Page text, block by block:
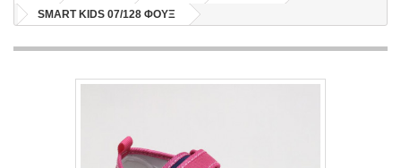
SMART KIDS 07/128 ΦΟΥΞ